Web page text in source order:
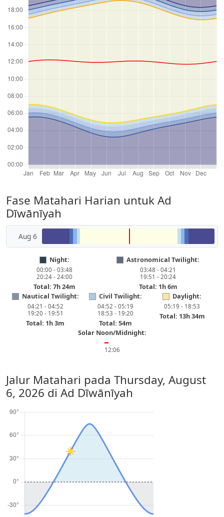
Fase Matahari Harian untuk Ad
Dīwānīyah
Aug 6
Night:
00:00 - 03:48
20:24 - 24:00
Total: 7h 24m
Astronomical Twilight:
03:48 - 04:21
19:51 - 20:24
Total: 1h 6m
Nautical Twilight:
04:21 - 04:52
19:20 - 19:51
Total: 1h 3m
Civil Twilight:
04:52 - 05:19
18:53 - 19:20
Total: 54m
Daylight:
05:19 - 18:53
Total: 13h 34m
Solar Noon/Midnight:
━
12:06
Jalur Matahari pada Thursday, August
6, 2026 di Ad Dīwānīyah